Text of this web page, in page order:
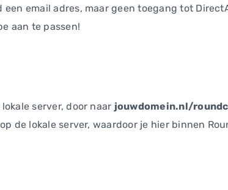
email adres, maar geen toegang tot
aan te passen!
server, door naar jouwdomein.nl/
de lokale server, waardoor je hier binnen